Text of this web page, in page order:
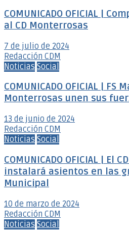
COMUNICADO OFICIAL |
al CD Monterrosas
7 de julio de 2024
Redacción CDM
Noticias Social
COMUNICADO OFICIAL | FS
Monterrosas unen sus
13 de junio de 2024
Redacción CDM
Noticias Social
COMUNICADO OFICIAL | El
instalará asientos en las
Municipal
10 de marzo de 2024
Redacción CDM
Noticias Social